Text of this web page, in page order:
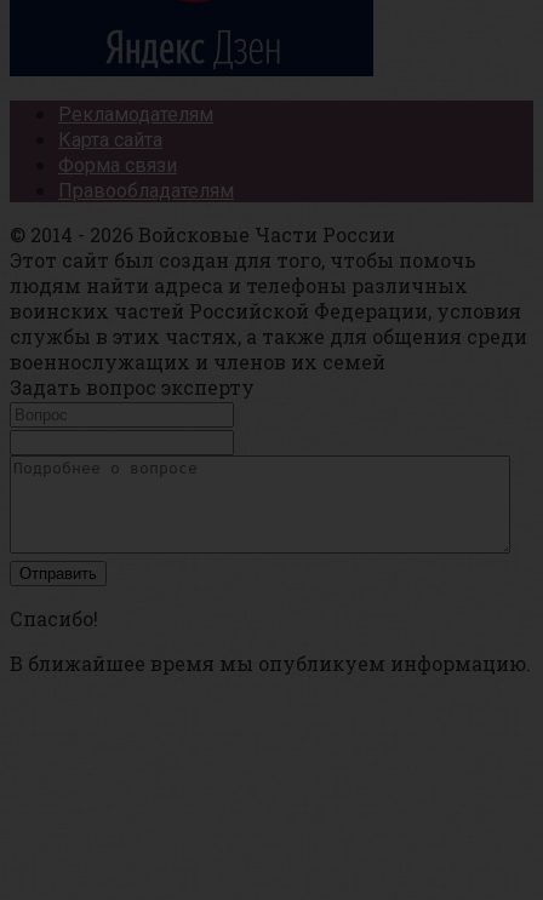
Рекламодателям
Карта сайта
Форма связи
Правообладателям
© 2014 - 2026 Войсковые Части России
Этот сайт был создан для того, чтобы помочь
людям найти адреса и телефоны различных
воинских частей Российской Федерации, условия
службы в этих частях, а также для общения среди
военнослужащих и членов их семей
Задать вопрос эксперту
Спасибо!
В ближайшее время мы опубликуем информацию.